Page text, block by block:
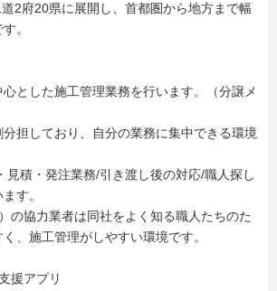
2府20県に展開し、首都圏から地方まで幅
。
とした施工管理業務を行います。（分譲メ
担しており、自分の業務に集中できる環境
見積・発注業務/引き渡し後の対応/職人探し
す。
の協力業者は同社をよく知る職人たちのた
、施工管理がしやすい環境です。
援アプリ